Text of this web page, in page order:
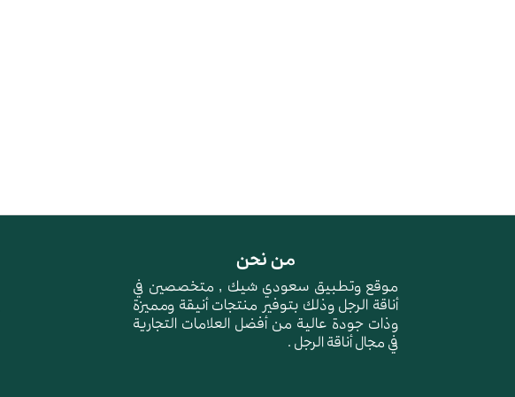
من نحن
موقع وتطبيق سعودي شيك , متخصصين في
أناقة الرجل وذلك بتوفير منتجات أنيقة ومميزة
وذات جودة عالية من أفضل العلامات التجارية
في مجال أناقة الرجل .